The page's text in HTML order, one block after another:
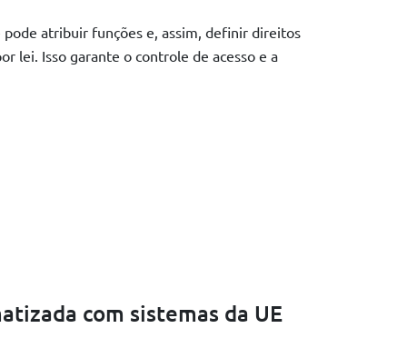
pode atribuir funções e, assim, definir direitos
lei. Isso garante o controle de acesso e a
com sistemas da UE